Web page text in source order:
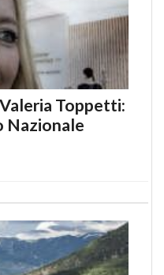
Toppetti:
Nazionale